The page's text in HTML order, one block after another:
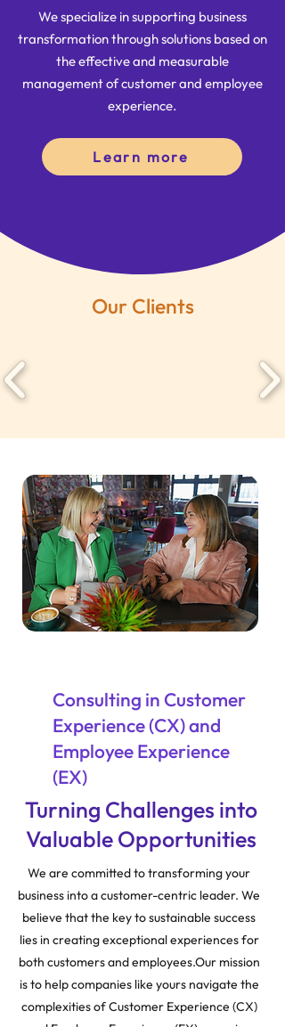
We specialize in supporting business
transformation through solutions based on
the effective and measurable
management of customer and employee
experience.
Learn more
Our Clients
Consulting in Customer
Experience (CX) and
Employee Experience
(EX)
Turning Challenges into
Valuable Opportunities
We are committed to transforming your
business into a customer-centric leader. We
believe that the key to sustainable success
lies in creating exceptional experiences for
both customers and employees.Our mission
is to help companies like yours navigate the
complexities of Customer Experience (CX)